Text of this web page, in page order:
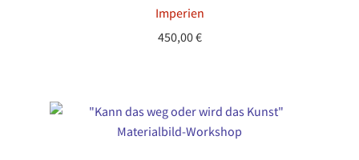
Imperien
450,00€